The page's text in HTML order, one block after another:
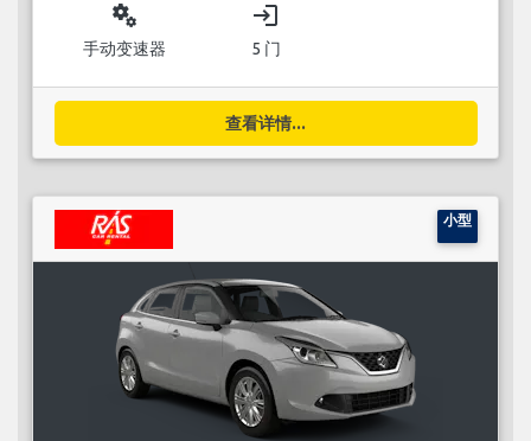
miscellaneous_services
手动变速器
login
5 门
查看详情...
小型